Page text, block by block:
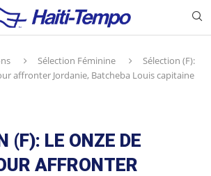
Sélection Féminine
Sélection (F):
affronter Jordanie, Batcheba Louis capitaine
(F): LE ONZE DE
AFFRONTER